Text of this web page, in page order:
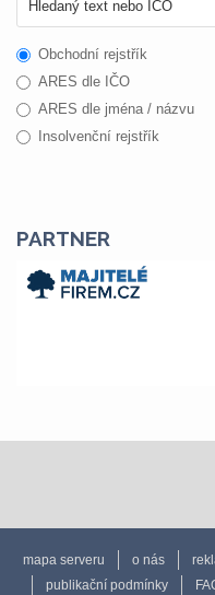
Obchodní rejstřík
ARES dle IČO
ARES dle jména / názvu
Insolvenční rejstřík
PARTNER
mapa serveru o nás
publikační podmínky